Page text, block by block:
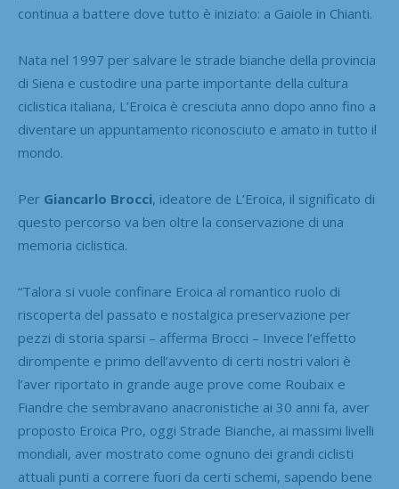
continua a battere dove tutto è iniziato: a Gaiole in Chianti.
Nata nel 1997 per salvare le strade bianche della provincia
di Siena e custodire una parte importante della cultura
ciclistica italiana, L’Eroica è cresciuta anno dopo anno fino a
diventare un appuntamento riconosciuto e amato in tutto il
mondo.
Per Giancarlo Brocci, ideatore de L’Eroica, il significato di
questo percorso va ben oltre la conservazione di una
memoria ciclistica.
“Talora si vuole confinare Eroica al romantico ruolo di
riscoperta del passato e nostalgica preservazione per
pezzi di storia sparsi – afferma Brocci – Invece l’effetto
dirompente e primo dell’avvento di certi nostri valori è
l’aver riportato in grande auge prove come Roubaix e
Fiandre che sembravano anacronistiche ai 30 anni fa, aver
proposto Eroica Pro, oggi Strade Bianche, ai massimi livelli
mondiali, aver mostrato come ognuno dei grandi ciclisti
attuali punti a correre fuori da certi schemi, sapendo bene